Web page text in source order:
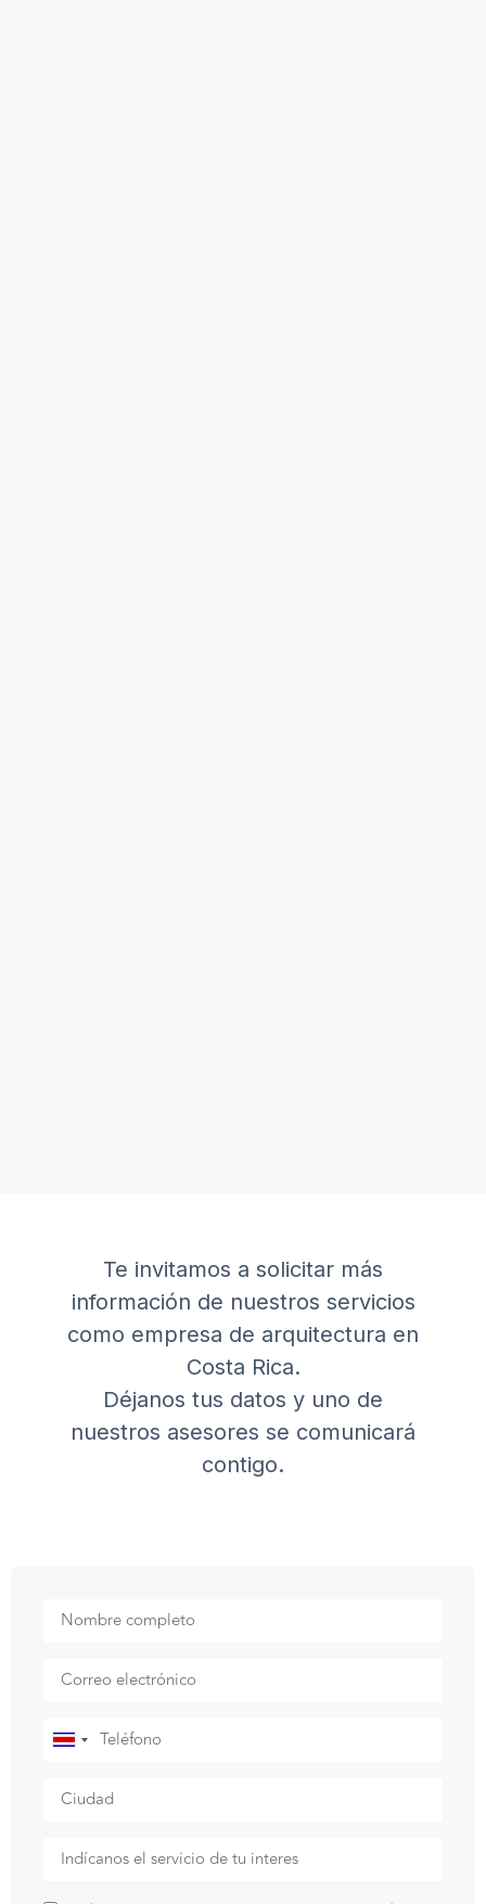
Te invitamos a solicitar más
información de nuestros servicios
como empresa de arquitectura en
Costa Rica.
Déjanos tus datos y uno de
nuestros asesores se comunicará
contigo.
Costa
+506